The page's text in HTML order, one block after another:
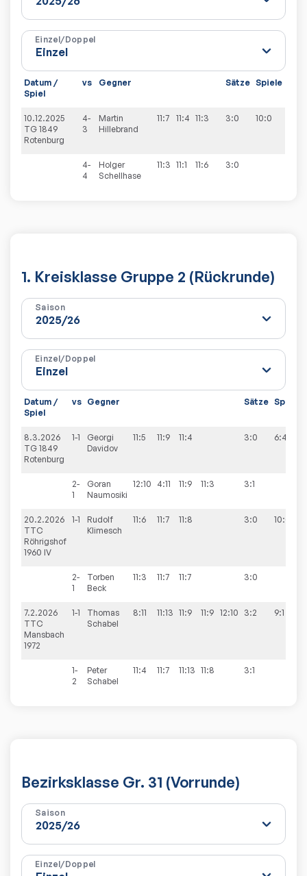
Einzel/Doppel
Datum /
Spiel
vs Gegner Sätze Spiele
10.12.2025
TG 1849
Rotenburg
4-
3
Martin
Hillebrand
11:7 11:4 11:3 3:0 10:0
4-
4
Holger
Schellhase
11:3 11:1 11:6 3:0
1. Kreisklasse Gruppe 2 (Rückrunde)
Saison
Einzel/Doppel
Datum /
Spiel
vs Gegner Sätze Spiele
8.3.2026
TG 1849
Rotenburg
1-1
Georgi
Davidov
11:5 11:9 11:4 3:0 6:4
2-
1
Goran
Naumosiki
12:10 4:11 11:9 11:3 3:1
20.2.2026
TTC
Röhrigshof
1960 IV
1-1
Rudolf
Klimesch
11:6 11:7 11:8 3:0 10:0
2-
1
Torben
Beck
11:3 11:7 11:7 3:0
7.2.2026
TTC
Mansbach
1972
1-1
Thomas
Schabel
8:11 11:13 11:9 11:9 12:10 3:2 9:1
1-
2
Peter
Schabel
11:4 11:7 11:13 11:8 3:1
Bezirksklasse Gr. 31 (Vorrunde)
Saison
Einzel/Doppel